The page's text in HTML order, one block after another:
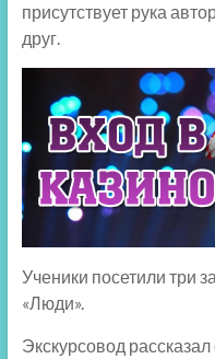
присутствует рука
друг.
Ученики посетили три
«Люди».
Экскурсовод